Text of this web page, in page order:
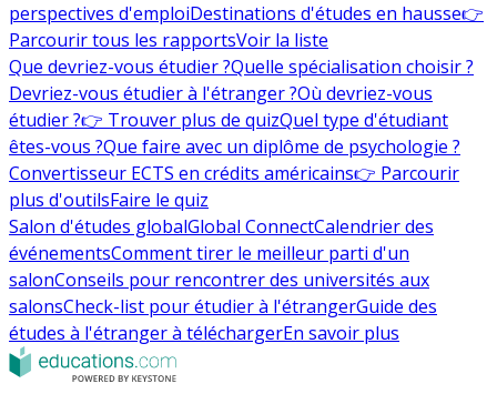
perspectives d'emploiDestinations d'études en hausse👉
Parcourir tous les rapportsVoir la liste
Que devriez-vous étudier ?Quelle spécialisation choisir ?
Devriez-vous étudier à l'étranger ?Où devriez-vous
étudier ?👉 Trouver plus de quizQuel type d'étudiant
êtes-vous ?Que faire avec un diplôme de psychologie ?
Convertisseur ECTS en crédits américains👉 Parcourir
plus d'outilsFaire le quiz
Salon d'études globalGlobal ConnectCalendrier des
événementsComment tirer le meilleur parti d'un
salonConseils pour rencontrer des universités aux
salonsCheck-list pour étudier à l'étrangerGuide des
études à l'étranger à téléchargerEn savoir plus